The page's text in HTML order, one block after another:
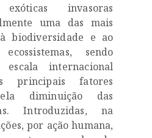
invasoras
uma das mais
biodiversidade e ao
sendo
escala internacional
principais fatores
diminuição das
Introduzidas, na
por ação humana,